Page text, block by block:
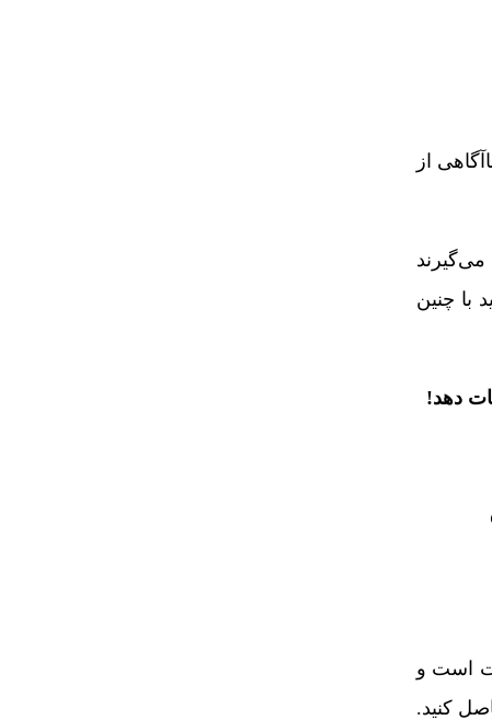
از
با چنین
دهد!
است و
کنید.